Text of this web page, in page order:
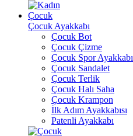
Çocuk
Çocuk Ayakkabı
Çocuk Bot
Çocuk Çizme
Çocuk Spor Ayakkabı
Çocuk Sandalet
Çocuk Terlik
Çocuk Halı Saha
Çocuk Krampon
İlk Adım Ayakkabısı
Patenli Ayakkabı